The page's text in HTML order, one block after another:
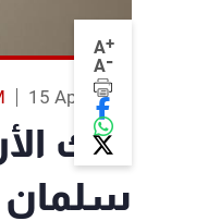
A+
A-
15 Apr 2018
ملك
سلمان